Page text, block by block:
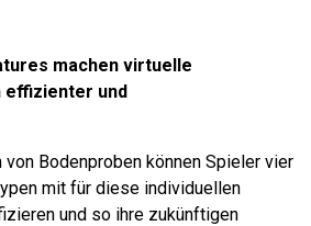
machen virtuelle
und
von Bodenproben können Spieler vier
mit für diese individuellen
und so ihre zukünftigen